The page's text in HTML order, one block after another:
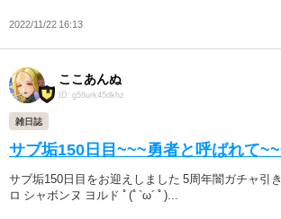
2022/11/22 16:13
ここあんぬ
ID: g58urk45dkhz
雑日誌
サブ垢150日目~~~勇者と呼ばれて
サブ垢150日目をお迎えしました 5周年闇ガチャ引
ロ シャボンヌ ヨルド ﾟ(ﾟ`ω´ ﾟ)...